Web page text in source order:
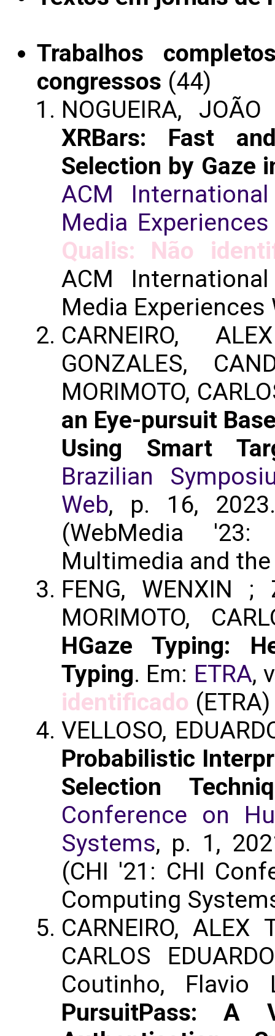
Trabalhos
congressos (44)
NOGUEIRA,
XRBars: Fast
Selection by Gaze
ACM
Media
Qualis: Não
ACM
Media
CARNEIRO,
GONZALES,
MORIMOTO,
an Eye-pursuit
Using Smart
Brazilian
Web, p. 16,
(WebMedia
Multimedia and the
FENG, WENXIN
MORIMOTO,
HGaze Typing:
Typing. Em: ETRA,
identificado (ETRA)
VELLOSO,
Probabilistic
Selection
Conference on
Systems, p. 1,
(CHI '21: CHI
Computing
CARNEIRO, ALEX
CARLOS
Coutinho,
PursuitPass: A